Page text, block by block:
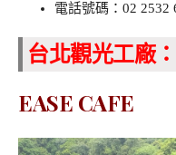
電話號碼：02 2532
台北觀光工廠
EASE CAFE